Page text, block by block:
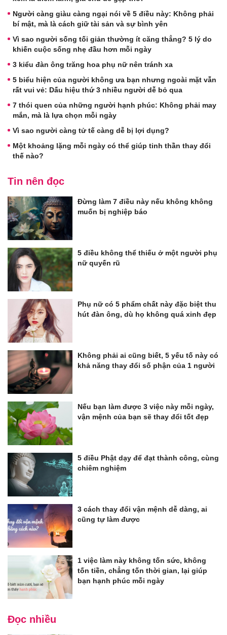
Người càng giàu càng ngại nói về 5 điều này: Không phải
bí mật, mà là cách giữ tài sản và sự bình yên
Vì sao người sống tối giản thường ít căng thẳng? 5 lý do
khiến cuộc sống nhẹ đầu hơn mỗi ngày
3 kiểu đàn ông trăng hoa phụ nữ nên tránh xa
5 biểu hiện của người không ưa bạn nhưng ngoài mặt vẫn
rất vui vẻ: Dấu hiệu thứ 3 nhiều người dễ bỏ qua
7 thói quen của những người hạnh phúc: Không phải may
mắn, mà là lựa chọn mỗi ngày
Vì sao người càng tử tế càng dễ bị lợi dụng?
Một khoảng lặng mỗi ngày có thể giúp tinh thần thay đổi
thế nào?
Tin nên đọc
Đừng làm 7 điều này nếu không không
muốn bị nghiệp báo
5 điều không thể thiếu ở một người phụ
nữ quyến rũ
Phụ nữ có 5 phẩm chất này đặc biệt thu
hút đàn ông, dù họ không quá xinh đẹp
Không phải ai cũng biết, 5 yếu tố này có
khả năng thay đổi số phận của 1 người
Nếu bạn làm được 3 việc này mỗi ngày,
vận mệnh của bạn sẽ thay đổi tốt đẹp
5 điều Phật dạy để đạt thành công, cùng
chiêm nghiệm
3 cách thay đổi vận mệnh dễ dàng, ai
cũng tự làm được
1 việc làm này không tốn sức, không
tốn tiền, chẳng tốn thời gian, lại giúp
bạn hạnh phúc mỗi ngày
Đọc nhiều